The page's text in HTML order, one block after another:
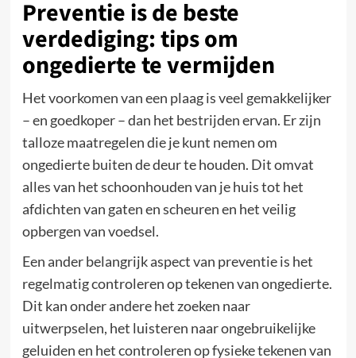
Preventie is de beste
verdediging: tips om
ongedierte te vermijden
Het voorkomen van een plaag is veel gemakkelijker
– en goedkoper – dan het bestrijden ervan. Er zijn
talloze maatregelen die je kunt nemen om
ongedierte buiten de deur te houden. Dit omvat
alles van het schoonhouden van je huis tot het
afdichten van gaten en scheuren en het veilig
opbergen van voedsel.
Een ander belangrijk aspect van preventie is het
regelmatig controleren op tekenen van ongedierte.
Dit kan onder andere het zoeken naar
uitwerpselen, het luisteren naar ongebruikelijke
geluiden en het controleren op fysieke tekenen van